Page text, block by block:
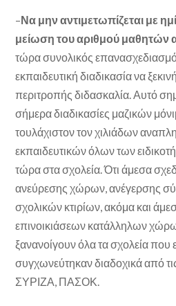
–Να μην αντιμετωπίζεται με
μείωση του αριθμού μαθητών
τώρα συνολικός
εκπαιδευτική διαδικασία να
περιτροπής διδασκαλία. Αυτό
σήμερα διαδικασίες μαζικών
τουλάχιστον τον χιλιάδων
εκπαιδευτικών όλων των
τώρα στα σχολεία. Ότι άμεσα
ανεύρεσης χώρων, ανέγερσης
σχολικών κτιρίων, ακόμα και
επινοικιάσεων κατάλληλων
ξανανοίγουν όλα τα σχολεία που
συγχωνεύτηκαν διαδοχικά από
ΣΥΡΙΖΑ, ΠΑΣΟΚ.